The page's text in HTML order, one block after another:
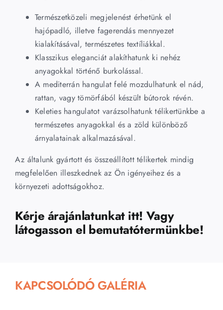
Természetközeli megjelenést érhetünk el
hajópadló, illetve fagerendás mennyezet
kialakításával, természetes textíliákkal.
Klasszikus eleganciát alakíthatunk ki nehéz
anyagokkal történő burkolással.
A mediterrán hangulat felé mozdulhatunk el nád,
rattan, vagy tömörfából készült bútorok révén.
Keleties hangulatot varázsolhatunk télikertünkbe a
természetes anyagokkal és a zöld különböző
árnyalatainak alkalmazásával.
Az általunk gyártott és összeállított télikertek mindig
megfelelően illeszkednek az Ön igényeihez és a
környezeti adottságokhoz.
Kérje árajánlatunkat itt! Vagy
látogasson el bemutatótermünkbe!
KAPCSOLÓDÓ GALÉRIA